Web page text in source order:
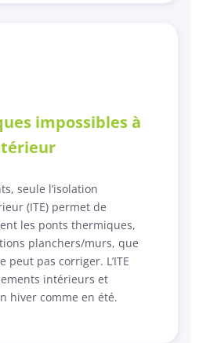
impossibles à
seule l’isolation
(ITE) permet de
les ponts thermiques,
planchers/murs, que
peut pas corriger. L’ITE
intérieurs et
hiver comme en été.